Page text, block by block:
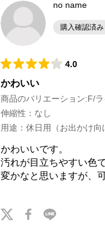
no name
購入確認済み
4.0
かわいい
商品のバリエーション:F/
伸縮性 ： なし
用途 ： 休日用（お出かけ向
かわいいです。
汚れが目立ちやすい色
変かなと思いますが、